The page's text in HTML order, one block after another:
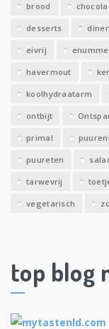
brood
desserts diner
eivrij
havermout
koolhydraatarm
ontbijt
primal
puureten
tarwevrij
vegetarisch
top blog